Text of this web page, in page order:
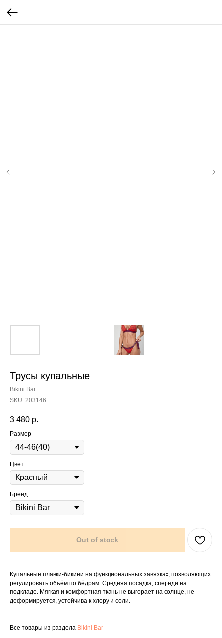
Трусы купальные
Bikini Bar
SKU: 203146
3 480 р.
Размер
Цвет
Бренд
Out of stock
Купальные плавки-бикини на функциональных завязках, позволяющих
регулировать объём по бёдрам. Средняя посадка, спереди на
подкладе. Мягкая и комфортная ткань не выгорает на солнце, не
деформируется, устойчива к хлору и соли.
Все товары из раздела Bikini Bar